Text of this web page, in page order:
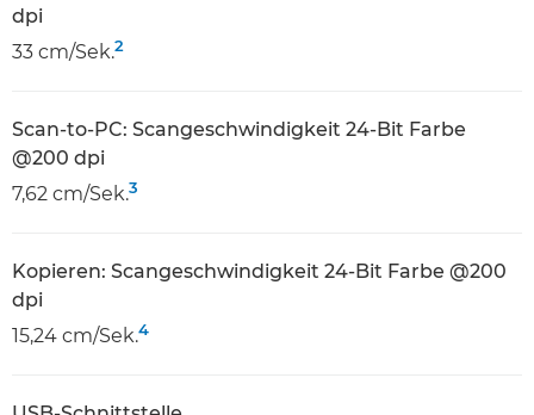
dpi
33 cm/Sek.2
Scan-to-PC: Scangeschwindigkeit 24-Bit Farbe
@200 dpi
7,62 cm/Sek.3
Kopieren: Scangeschwindigkeit 24-Bit Farbe @200
dpi
15,24 cm/Sek.4